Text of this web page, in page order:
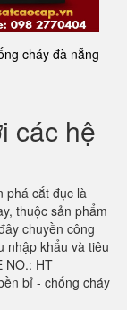
cháy đà nẵng
các hệ
phá cắt đục là
thuộc sản phẩm
chuyền công
nhập khẩu và tiêu
NO.: HT
bỉ - chống cháy